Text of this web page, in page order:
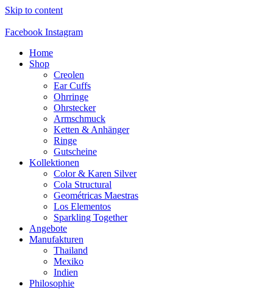
Skip to content
Facebook Instagram
Home
Shop
Creolen
Ear Cuffs
Ohrringe
Ohrstecker
Armschmuck
Ketten & Anhänger
Ringe
Gutscheine
Kollektionen
Color & Karen Silver
Cola Structural
Geométricas Maestras
Los Elementos
Sparkling Together
Angebote
Manufakturen
Thailand
Mexiko
Indien
Philosophie